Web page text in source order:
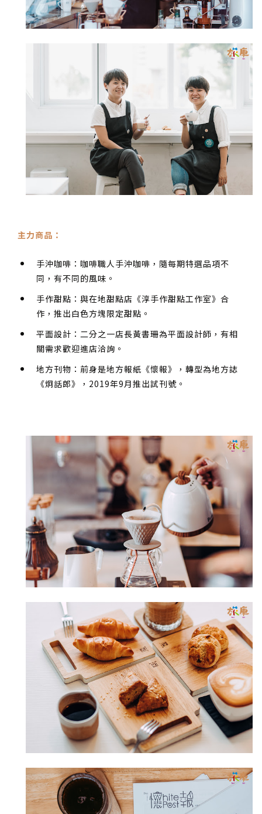
主力商品：
手沖咖啡：咖啡職人手沖咖啡，隨每期特選品項不
同，有不同的風味。
手作甜點：與在地甜點店《淳手作甜點工作室》合
作，推出白色方塊限定甜點。
平面設計：二分之一店長黃書珊為平面設計師，有相
關需求歡迎進店洽詢。
地方刊物：前身是地方報紙《懷報》，轉型為地方誌
《炯話郎》，2019年9月推出試刊號。